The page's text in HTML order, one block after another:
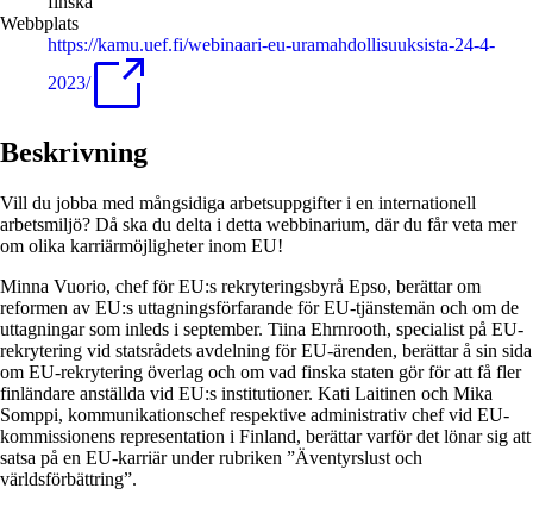
Webbplats
https://kamu.uef.fi/webinaari-eu-uramahdollisuuksista-24-4-
2023/
Beskrivning
Vill du jobba med mångsidiga arbetsuppgifter i en internationell
arbetsmiljö? Då ska du delta i detta webbinarium, där du får veta mer
om olika karriärmöjligheter inom EU!
Minna Vuorio, chef för EU:s rekryteringsbyrå Epso, berättar om
reformen av EU:s uttagningsförfarande för EU-tjänstemän och om de
uttagningar som inleds i september. Tiina Ehrnrooth, specialist på EU-
rekrytering vid statsrådets avdelning för EU-ärenden, berättar å sin sida
om EU-rekrytering överlag och om vad finska staten gör för att få fler
finländare anställda vid EU:s institutioner. Kati Laitinen och Mika
Somppi, kommunikationschef respektive administrativ chef vid EU-
kommissionens representation i Finland, berättar varför det lönar sig att
satsa på en EU-karriär under rubriken ”Äventyrslust och
världsförbättring”.